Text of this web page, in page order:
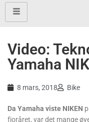
Video:
Yamaha
8 mars, 2018 Bike
Da Yamaha viste NIKEN
fjoråret, var det mange